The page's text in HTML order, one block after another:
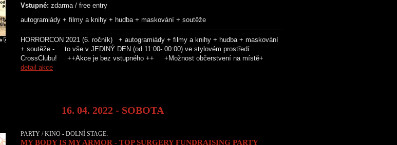
Vstupné: zdarma / free entry
autogramiády + filmy a knihy + hudba + maskování + soutěže
HORRORCON 2021 (6. ročník) + autogramiády + filmy a knihy + hudba + maskování
+ soutěže - to vše v JEDINÝ DEN (od 11:00- 00:00) ve stylovém prostředí
CrossClubu! ++Akce je bez vstupného ++ +Možnost občerstvení na místě+
detail akce
16. 04. 2022 - SOBOTA
PARTY / KINO - DOLNÍ STAGE:
MY BODY IS MY ARMOR - TOP SURGERY FUNDRAISING PARTY